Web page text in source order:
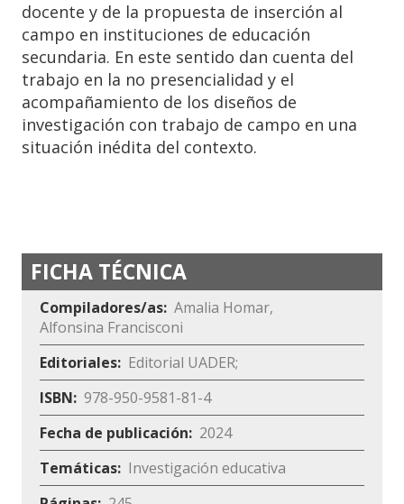
docente y de la propuesta de inserción al
campo en instituciones de educación
secundaria. En este sentido dan cuenta del
trabajo en la no presencialidad y el
acompañamiento de los diseños de
investigación con trabajo de campo en una
situación inédita del contexto.
FICHA TÉCNICA
Compiladores/as Amalia Homar,
Alfonsina Francisconi
Editoriales Editorial UADER
ISBN 978-950-9581-81-4
Fecha de publicación
2024
Temáticas Investigación educativa